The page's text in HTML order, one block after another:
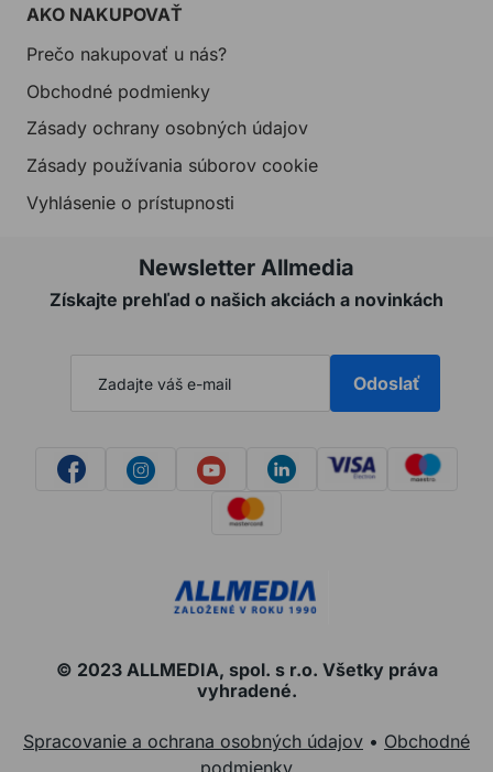
AKO NAKUPOVAŤ
Prečo nakupovať u nás?
Obchodné podmienky
Zásady ochrany osobných údajov
Zásady používania súborov cookie
Vyhlásenie o prístupnosti
Newsletter Allmedia
Získajte prehľad o našich akciách a novinkách
Odoslať
© 2023 ALLMEDIA, spol. s r.o. Všetky práva
vyhradené.
Spracovanie a ochrana osobných údajov • Obchodné
podmienky